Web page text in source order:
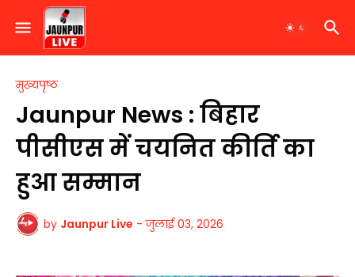
मुख्यपृष्ठ
Jaunpur News : बिहार
पीसीएस में चयनित कीर्ति का
हुआ सम्मान
by Jaunpur Live - जुलाई 03, 2026